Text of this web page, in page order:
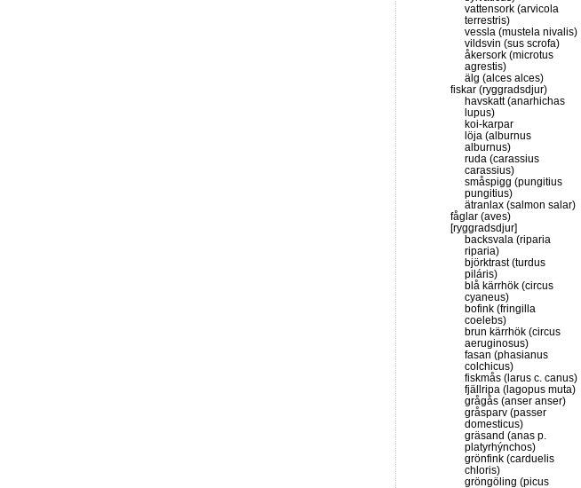
vattensork (arvicola
terrestris)
vessla (mustela nivalis)
vildsvin (sus scrofa)
åkersork (microtus
agrestis)
älg (alces alces)
fiskar (ryggradsdjur)
havskatt (anarhichas
lupus)
koi-karpar
löja (alburnus
alburnus)
ruda (carassius
carassius)
småspigg (pungitius
pungitius)
ätranlax (salmon salar)
fåglar (aves)
[ryggradsdjur]
backsvala (riparia
riparia)
björktrast (turdus
piláris)
blå kärrhök (circus
cyaneus)
bofink (fringilla
coelebs)
brun kärrhök (circus
aeruginosus)
fasan (phasianus
colchicus)
fiskmås (larus c. canus)
fjällripa (lagopus muta)
grågås (anser anser)
gråsparv (passer
domesticus)
gräsand (anas p.
platyrhýnchos)
grönfink (carduelis
chloris)
gröngöling (picus